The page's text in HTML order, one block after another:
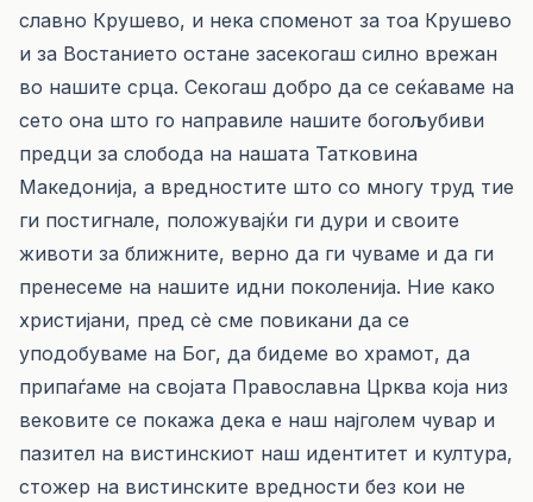
славно Крушево, и нека споменот за тоа Крушево
и за Востанието остане засекогаш силно врежан
во нашите срца. Секогаш добро да се сеќаваме на
сето она што го направиле нашите богољубиви
предци за слобода на нашата Татковина
Македонија, а вредностите што со многу труд тие
ги постигнале, положувајќи ги дури и своите
животи за ближните, верно да ги чуваме и да ги
пренесеме на нашите идни поколенија. Ние како
христијани, пред сѐ сме повикани да се
уподобуваме на Бог, да бидеме во храмот, да
припаѓаме на својата Православна Црква која низ
вековите се покажа дека е наш најголем чувар и
пазител на вистинскиот наш идентитет и култура,
стожер на вистинските вредности без кои не